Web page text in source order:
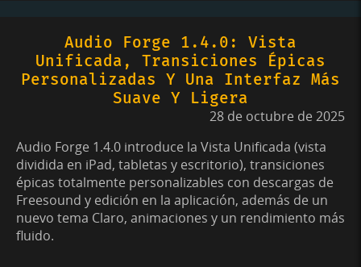
Audio Forge 1.4.0: Vista
Unificada, Transiciones Épicas
Personalizadas Y Una Interfaz Más
Suave Y Ligera
28 de octubre de 2025
Audio Forge 1.4.0 introduce la Vista Unificada (vista
dividida en iPad, tabletas y escritorio), transiciones
épicas totalmente personalizables con descargas de
Freesound y edición en la aplicación, además de un
nuevo tema Claro, animaciones y un rendimiento más
fluido.